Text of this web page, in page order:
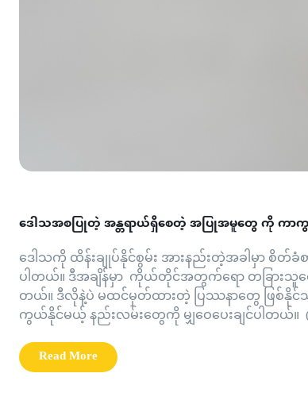
ဒေါသအစပြုတဲ့ အန္တရာယ်ရှိစေတဲ့ အပြုအမူတွေ ကို ကာ
ဒေါသကို ထိန်းချုပ်နိုင်စွမ်း အားနည်းတဲ့အခါမှာ စိတ်ခံ
ပါတယ်။ ဒီအချိန်မှာ ကိုယ်တိုင်အတွက်ရော တခြား
တယ်။ ဒီလိုနဲ့ပဲ မထင်မှတ်ထားတဲ့ ပြဿနာတွေ ဖြစ်နို
ကွယ်နိုင်မယ့် နည်းလမ်းတွေကို မျှဝေပေးချင်ပါတယ်
Read More